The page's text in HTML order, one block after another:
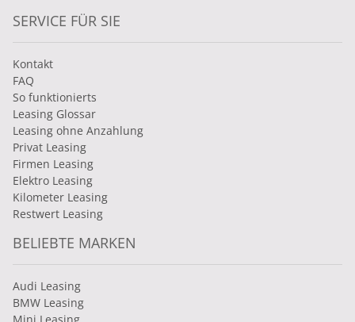
SERVICE FÜR SIE
Kontakt
FAQ
So funktionierts
Leasing Glossar
Leasing ohne Anzahlung
Privat Leasing
Firmen Leasing
Elektro Leasing
Kilometer Leasing
Restwert Leasing
BELIEBTE MARKEN
Audi Leasing
BMW Leasing